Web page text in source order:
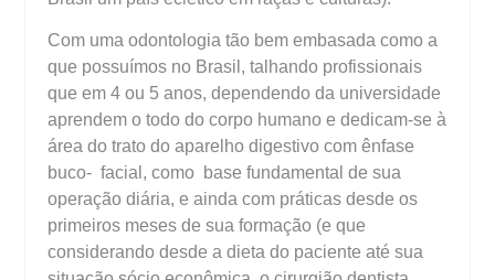
Com uma odontologia tão bem embasada como a
que possuímos no Brasil, talhando profissionais
que em 4 ou 5 anos, dependendo da universidade
aprendem o todo do corpo humano e dedicam-se à
área do trato do aparelho digestivo com ênfase
buco- facial, como base fundamental de sua
operação diária, e ainda com práticas desde os
primeiros meses de sua formação (e que
considerando desde a dieta do paciente até sua